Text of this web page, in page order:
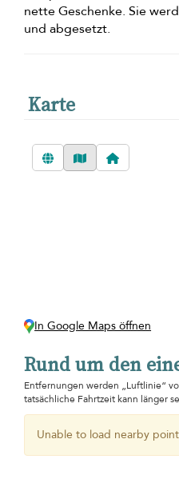
nette Geschenke. Sie
und abgesetzt.
Karte
In Google Maps öffnen
Rund um den
Entfernungen werden „Luftlinie“
tatsächliche Fahrtzeit kann länger
Unable to load nearby